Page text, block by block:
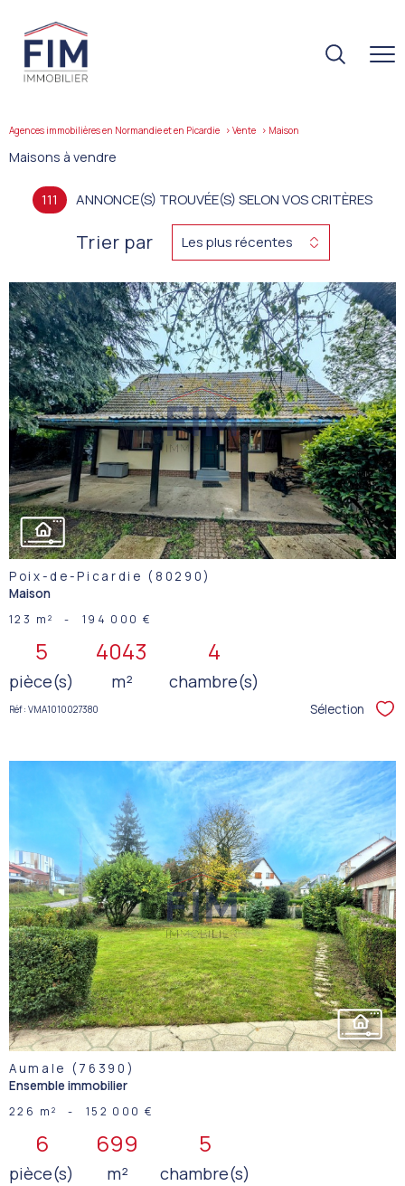
Agences immobilières en Normandie et en Picardie Vente maison
Maisons à vendre
111 ANNONCE(S) TROUVÉE(S) SELON VOS CRITÈRES
Trier par Les plus récentes
VOIR LE
BIEN
Poix-de-Picardie (80290)
Maison
123 m² - 194 000 €
5
pièce(s)
4043
m²
4
chambre(s)
Réf : VMA1010027380 Sélection
VOIR LE
BIEN
Aumale (76390)
Ensemble immobilier
226 m² - 152 000 €
6
pièce(s)
699
m²
5
chambre(s)